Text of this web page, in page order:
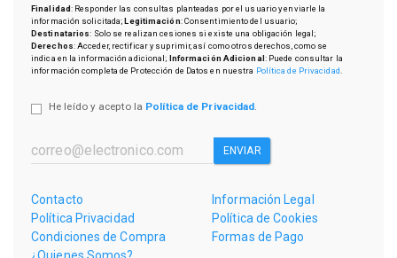
Finalidad: Responder las consultas planteadas por el usuario y enviarle la
información solicitada; Legitimación: Consentimiento del usuario;
Destinatarios: Solo se realizan cesiones si existe una obligación legal;
Derechos: Acceder, rectificar y suprimir, así como otros derechos, como se
indica en la información adicional; Información Adicional : Puede consultar la
información completa de Protección de Datos en nuestra Política de Privacidad.
He leído y acepto la Política de Privacidad
ENVIAR
Contacto
Información Legal
Política Privacidad
Política de Cookies
Condiciones de Compra
Formas de Pago
¿Quienes Somos?